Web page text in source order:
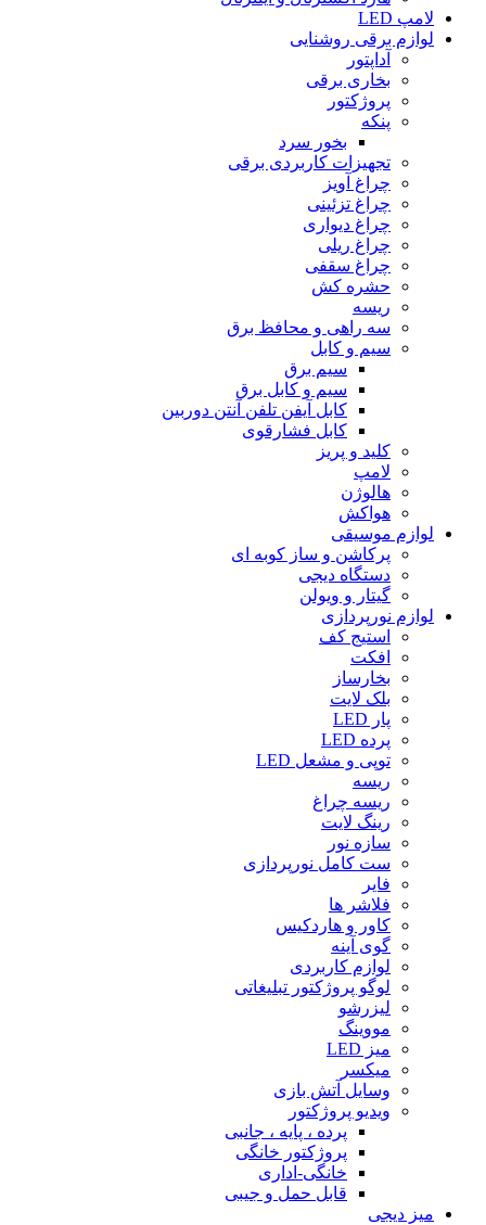
لامپ LED
لوازم برقی روشنایی
آداپتور
بخارى برقى
پروژکتور
پنکه
بخور سرد
تجهیزات کاربردى برقى
چراغ آویز
چراغ تزئینى
چراغ دیوارى
چراغ ریلى
چراغ سقفى
حشره کش
ریسه
سه راهى و محافظ برق
سیم و کابل
سیم برق
سیم و کابل برق
کابل آیفن تلفن آنتن دوربین
کابل فشارقوى
کلید و پریز
لامپ
هالوژن
هواکش
لوازم موسیقی
پرکاشن و ساز کوبه ای
دستگاه دیجى
گیتار و ویولن
لوازم نورپردازی
استیج کف
افکت
بخارساز
بلک لایت
پار LED
پرده LED
توپی و مشعل LED
ریسه
ریسه چراغ
رینگ لایت
سازه نور
ست کامل نورپردازی
فایر
فلاشر ها
کاور و هاردکیس
گوی آینه
لوازم کاربردی
لوگو پروژکتور تبلیغاتی
لیزرشو
مووینگ
میز LED
میکسر
وسایل آتش بازی
ویدیو پروژکتور
پرده ، پایه ، جانبی
پروژکتور خانگی
خانگی-اداری
قابل حمل و جیبی
میز دیجی